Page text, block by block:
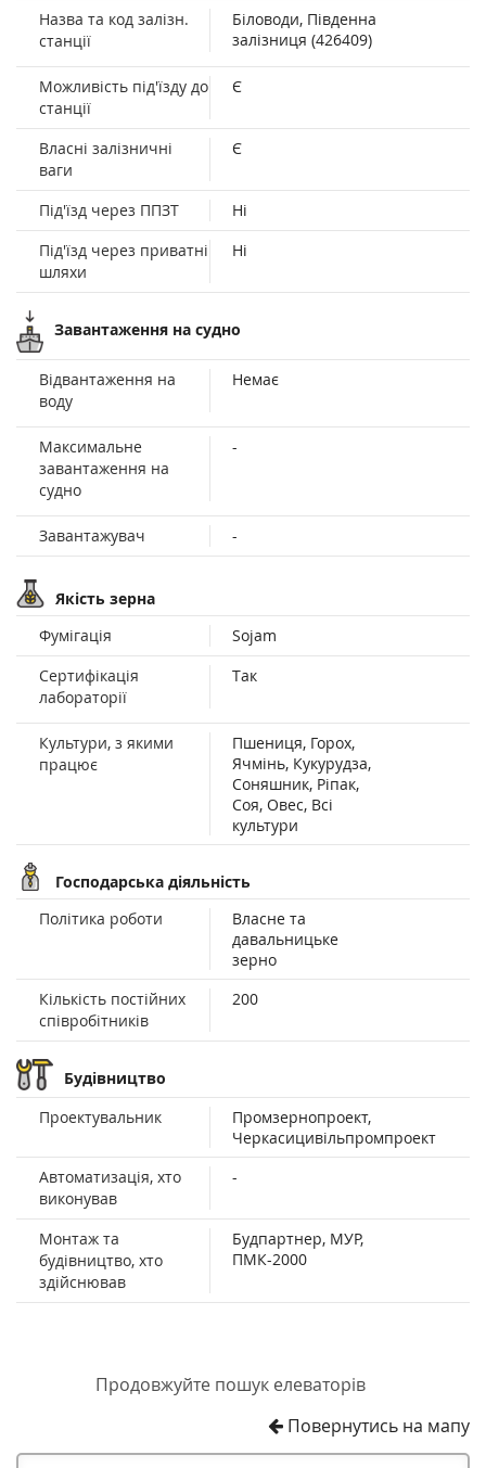
Назва та код залізн.
станції
Біловоди, Південна
залізниця (426409)
Можливість під'їзду до
станції
Є
Власні залізничні
ваги
Є
Під'їзд через ППЗТ
Ні
Під'їзд через приватні
шляхи
Ні
Завантаження на судно
Відвантаження на
воду
Немає
Максимальне
завантаження на
судно
-
Завантажувач -
Якість зерна
Фумігація
Sojam
Сертифікація
лабораторії
Так
Культури, з якими
працює
Пшениця, Горох,
Ячмінь, Кукурудза,
Соняшник, Ріпак,
Соя, Овес, Всі
культури
Господарська діяльність
Політика роботи
Власне та
давальницьке
зерно
Кількість постійних
співробітників
200
Будівництво
Проектувальник
Промзернопроект,
Черкасицивільпромпроект
Автоматизація, хто
виконував
-
Монтаж та
будівництво, хто
здійснював
Будпартнер, МУР,
ПМК-2000
Продовжуйте пошук елеваторів
Повернутись на мапу